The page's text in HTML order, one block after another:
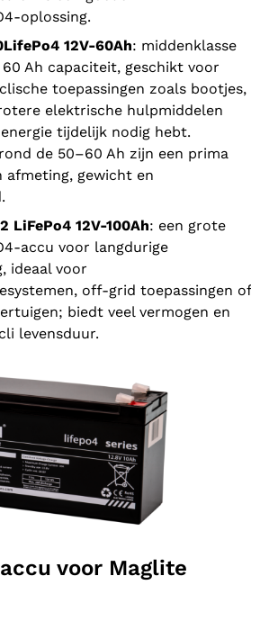
12V‑60Ah: middenklasse
Ah capaciteit, geschikt voor
toepassingen zoals bootjes,
elektrische hulpmiddelen
tijdelijk nodig hebt.
de 50–60 Ah zijn een prima
afmeting, gewicht en
LiFePo4 12V-100Ah: een grote
voor langdurige
ideaal voor
off‑grid toepassingen of
biedt veel vermogen en
levensduur.
voor Maglite